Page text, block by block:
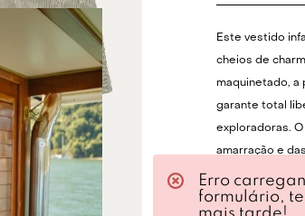
Este vestido
cheios de
maquinetado, a
garante total
exploradoras.
amarração e
Erro
formulário,